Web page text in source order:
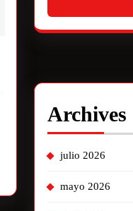
Archives
julio 2026
mayo 2026